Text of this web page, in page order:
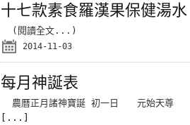
十七款素食羅漢果保健湯水
(閱讀全文...)
2014-11-03
每月神誕表
農曆正月諸神寶誕 初一日 元始天尊
[...]